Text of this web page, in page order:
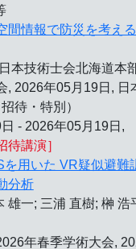
間情報で防災を考える
本技術士会北海道本
, 2026年05月19日 , 日
待・特別）
- 2026年05月19日,
待講演］
を用いた VR疑似避難
分析
雄一; 三浦 直樹; 榊 浩
年春季学術大会,